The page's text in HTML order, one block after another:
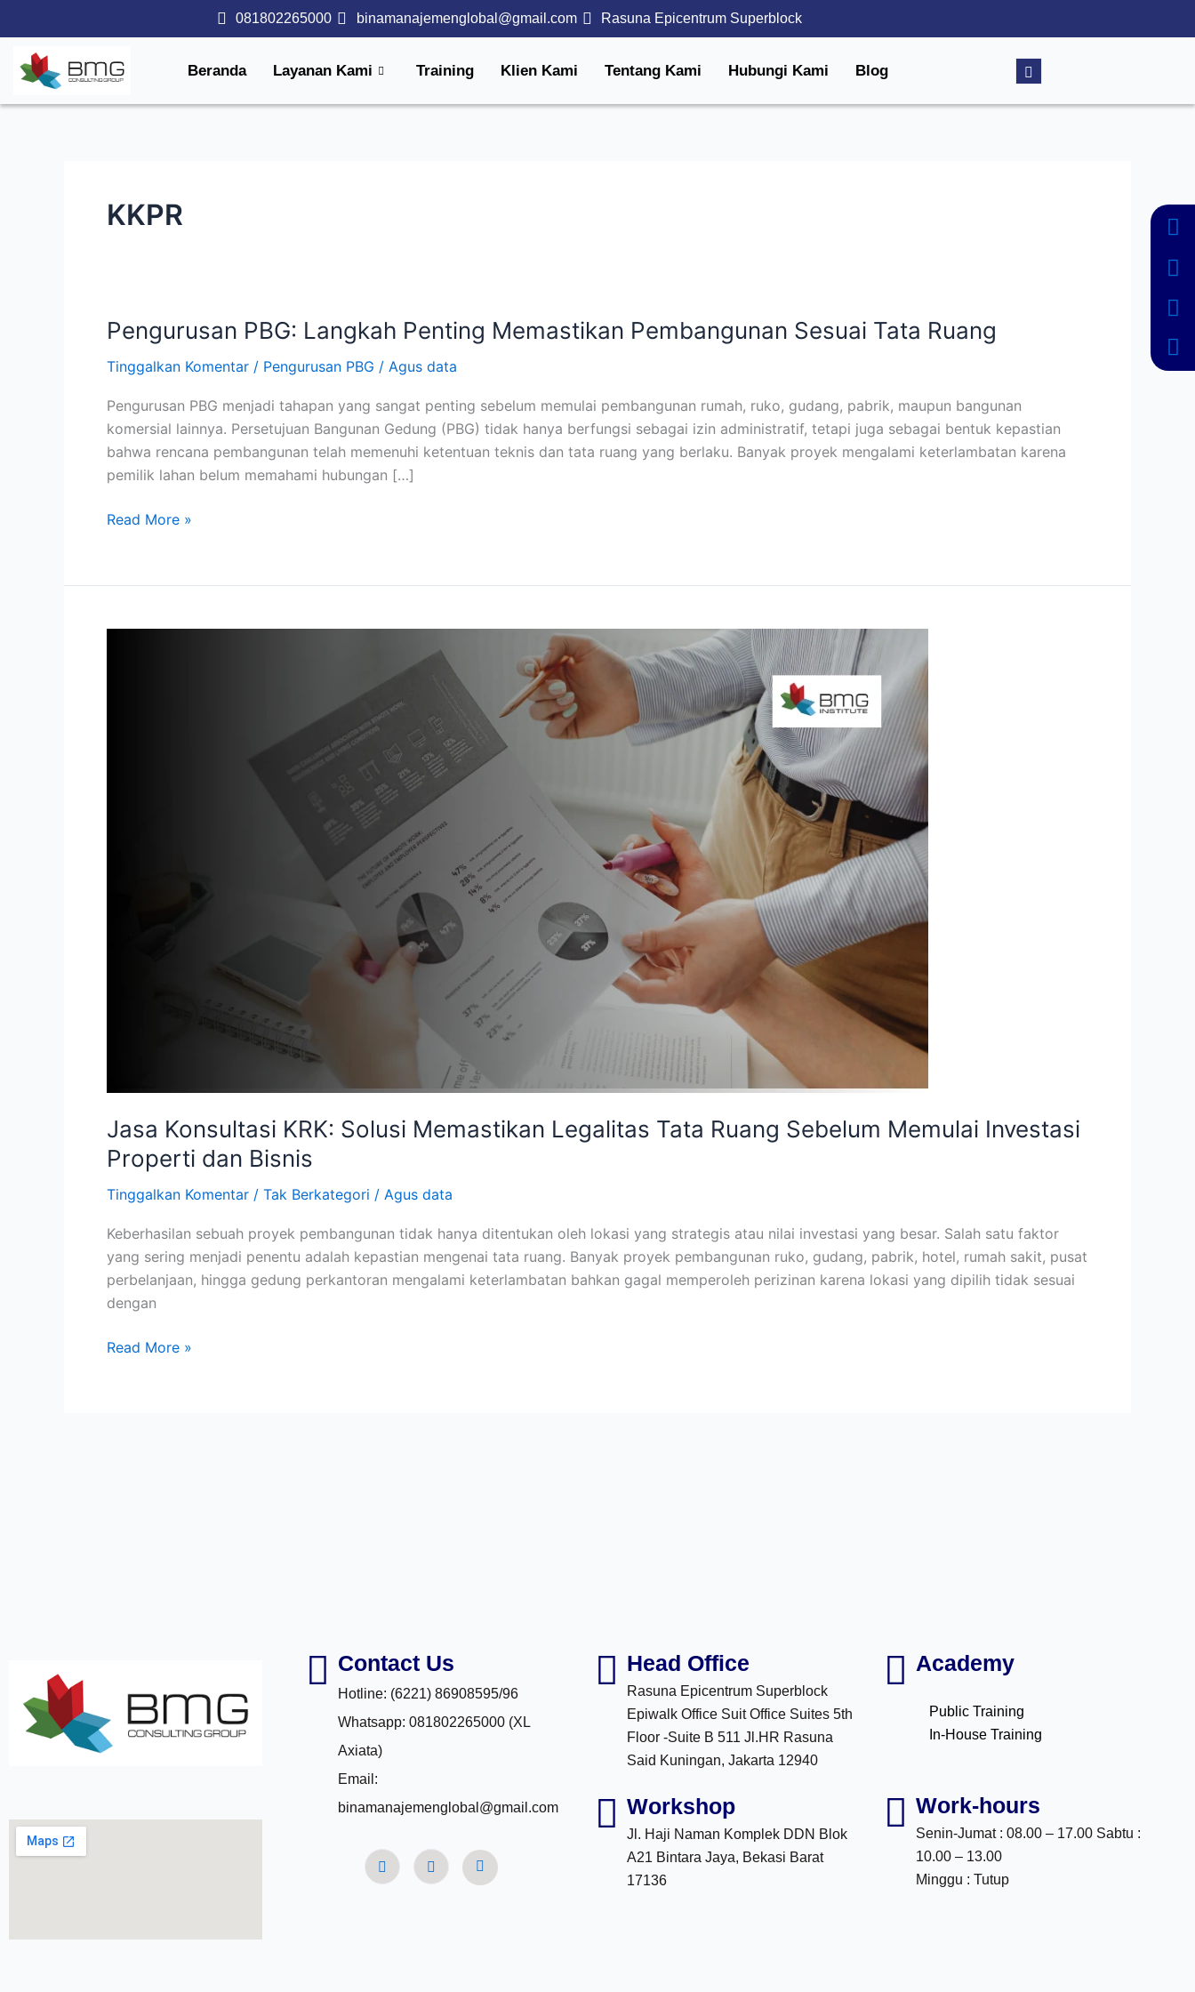
ke
konten
081802265000 binamanajemenglobal@gmail.com Rasuna Epicentrum Superblock
Beranda Layanan Kami Training Klien Kami Tentang Kami Hubungi Kami Blog
KKPR
Pengurusan PBG: Langkah Penting Memastikan Pembangunan Sesuai Tata Ruang
Tinggalkan Komentar / Pengurusan PBG / Agus data
Pengurusan PBG menjadi tahapan yang sangat penting sebelum memulai pembangunan rumah, ruko, gudang, pabrik, maupun bangunan
komersial lainnya. Persetujuan Bangunan Gedung (PBG) tidak hanya berfungsi sebagai izin administratif, tetapi juga sebagai bentuk kepastian
bahwa rencana pembangunan telah memenuhi ketentuan teknis dan tata ruang yang berlaku. Banyak proyek mengalami keterlambatan karena
pemilik lahan belum memahami hubungan […]
Pengurusan
Langkah
Penting
Memastikan
Pembangunan
Sesuai
Tata
Ruang
Read More »
Jasa Konsultasi KRK: Solusi Memastikan Legalitas Tata Ruang Sebelum Memulai Investasi
Properti dan Bisnis
Tinggalkan Komentar / Tak Berkategori / Agus data
Keberhasilan sebuah proyek pembangunan tidak hanya ditentukan oleh lokasi yang strategis atau nilai investasi yang besar. Salah satu faktor
yang sering menjadi penentu adalah kepastian mengenai tata ruang. Banyak proyek pembangunan ruko, gudang, pabrik, hotel, rumah sakit, pusat
perbelanjaan, hingga gedung perkantoran mengalami keterlambatan bahkan gagal memperoleh perizinan karena lokasi yang dipilih tidak sesuai
dengan
Read More »
Contact Us
Hotline: (6221) 86908595/96
Whatsapp: 081802265000 (XL
Axiata)
Email:
binamanajemenglobal@gmail.com
Head Office
Rasuna Epicentrum Superblock
Epiwalk Office Suit Office Suites 5th
Floor -Suite B 511 Jl.HR Rasuna
Said Kuningan, Jakarta 12940
Workshop
Jl. Haji Naman Komplek DDN Blok
A21 Bintara Jaya, Bekasi Barat
17136
Academy
Public Training
In-House Training
Work-hours
Senin-Jumat : 08.00 – 17.00 Sabtu :
10.00 – 13.00
Minggu : Tutup